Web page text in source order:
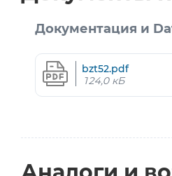
Документация и
bzt52.pdf
124,0 кБ